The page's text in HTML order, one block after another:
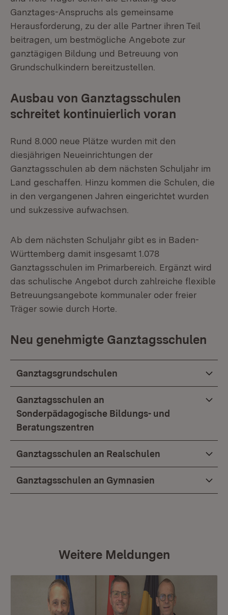
Ganztages-Anspruchs als gemeinsame
Herausforderung, zu der alle Partner ihren Teil
beitragen, um bestmögliche Angebote zur
ganztägigen Bildung und Betreuung von
Grundschulkindern bereitzustellen.
Ausbau von Ganztagsschulen
schreitet kontinuierlich voran
Rund 8.000 neue Plätze wurden mit den
diesjährigen Neueinrichtungen der
Ganztagsschulen ab dem nächsten Schuljahr im
Land geschaffen. Hinzu kommen die Schulen, die
in den vergangenen Jahren eingerichtet wurden
und sukzessive aufwachsen.
Ab dem nächsten Schuljahr gibt es in Baden-
Württemberg damit insgesamt 1.078
Ganztagsschulen im Primarbereich. Ergänzt wird
das schulische Angebot durch zahlreiche flexible
Betreuungsangebote kommunaler oder freier
Träger sowie durch Horte.
Neu genehmigte Ganztagsschulen
Ganztagsgrundschulen
Ganztagsschulen an
Sonderpädagogische Bildungs- und
Beratungszentren
Ganztagsschulen an Realschulen
Ganztagsschulen an Gymnasien
Weitere Meldungen